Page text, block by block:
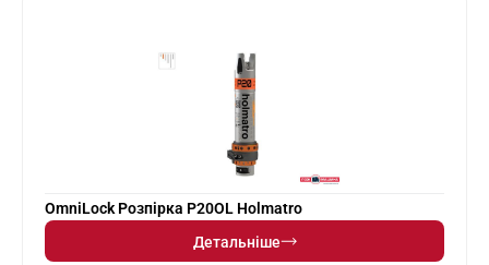
OmniLock Розпірка P20OL Holmatro
Детальніше